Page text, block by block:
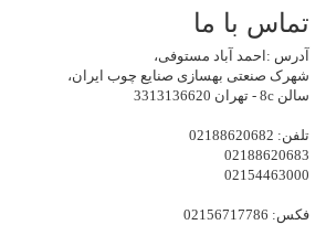
تماس با ما
آدرس :احمد آباد مستوفی،
شهرک صنعتی بهسازی صنایع چوب ایران،
سالن 8c - تهران 3313136620
تلفن: 02188620682
02188620683
02154463000
فکس: 02156717786